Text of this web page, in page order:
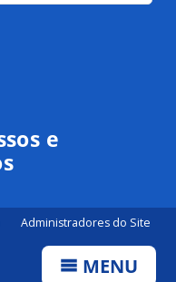
e
Administradores do Site
MENU